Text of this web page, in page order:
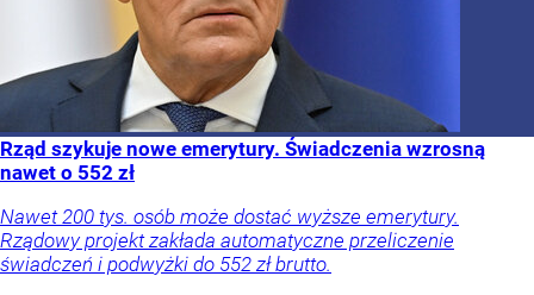
Rząd szykuje nowe emerytury. Świadczenia wzrosną
nawet o 552 zł
Nawet 200 tys. osób może dostać wyższe emerytury.
Rządowy projekt zakłada automatyczne przeliczenie
świadczeń i podwyżki do 552 zł brutto.